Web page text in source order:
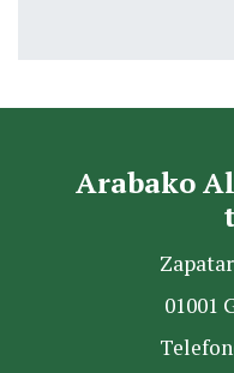
Arabako
01001